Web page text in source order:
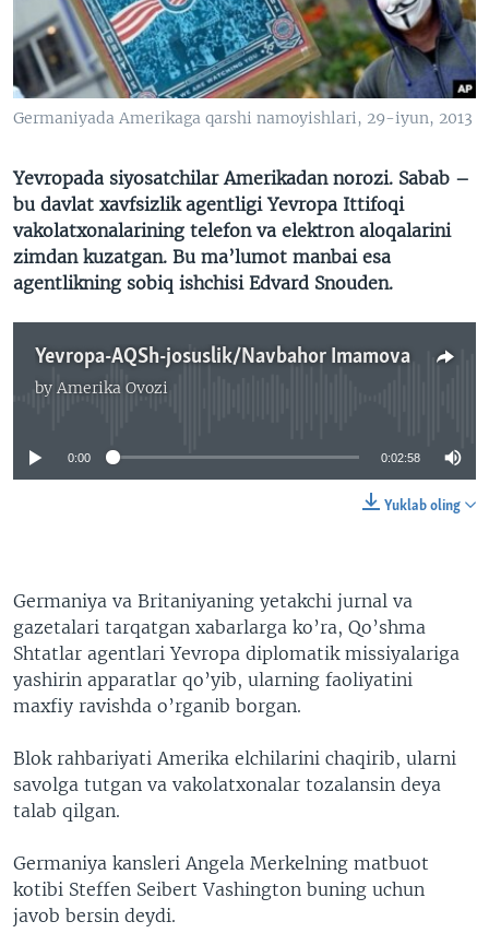
VIDEO
XABARLAR SURATLARDA
ODNOKLASSNIKI
TELEGRAM
TWITTER
Germaniyada Amerikaga qarshi namoyishlari, 29-iyun, 2013
Yevropada siyosatchilar Amerikadan norozi. Sabab –
bu davlat xavfsizlik agentligi Yevropa Ittifoqi
vakolatxonalarining telefon va elektron aloqalarini
zimdan kuzatgan. Bu ma’lumot manbai esa
agentlikning sobiq ishchisi Edvard Snouden.
Yevropa-AQSh-josuslik/Navbahor Imamova
by Amerika Ovozi
No media source currently available
0:00 0:02:58
Yuklab oling
Germaniya va Britaniyaning yetakchi jurnal va
gazetalari tarqatgan xabarlarga ko’ra, Qo’shma
Shtatlar agentlari Yevropa diplomatik missiyalariga
yashirin apparatlar qo’yib, ularning faoliyatini
maxfiy ravishda o’rganib borgan.
Blok rahbariyati Amerika elchilarini chaqirib, ularni
savolga tutgan va vakolatxonalar tozalansin deya
talab qilgan.
Germaniya kansleri Angela Merkelning matbuot
kotibi Steffen Seibert Vashington buning uchun
javob bersin deydi.